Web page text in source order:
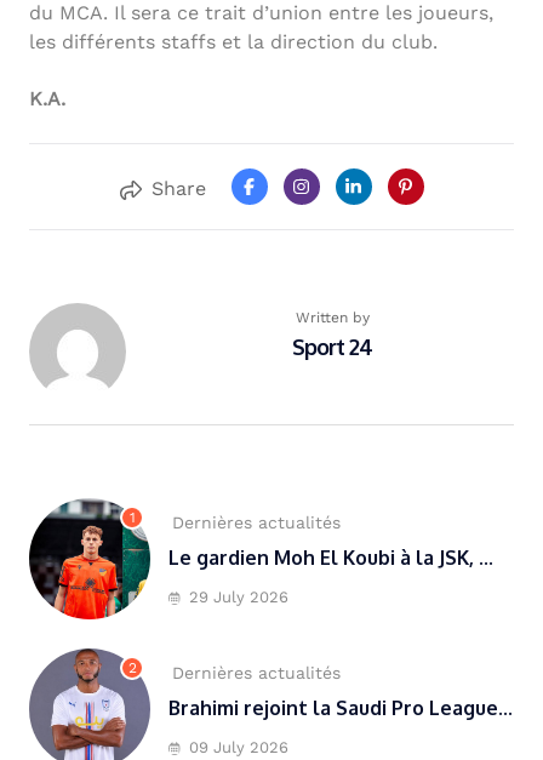
du MCA. Il sera ce trait d’union entre les joueurs,
les différents staffs et la direction du club.
K.A.
Share
Written by
Sport 24
1 Dernières actualités
Le gardien Moh El Koubi à la JSK, ...
29 July 2026
2 Dernières actualités
Brahimi rejoint la Saudi Pro League...
09 July 2026